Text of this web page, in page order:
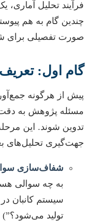
فرآیند تحلیل
چندین گام به هم
صورت تفصیلی برای
گام اول:
پیش از هرگونه
مسئله پژوهش به
تدوین شوند. این
جهت‌گیری تحلیل‌های
شفاف‌سازی
به چه سوالی
تولید می‌شود؟”)